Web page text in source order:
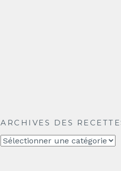
ARCHIVES DES
Archives